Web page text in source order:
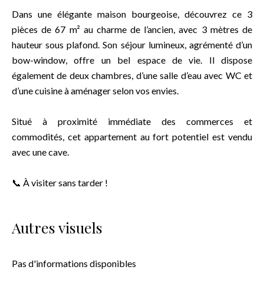
Dans une élégante maison bourgeoise, découvrez ce 3
pièces de 67 m² au charme de l’ancien, avec 3 mètres de
hauteur sous plafond. Son séjour lumineux, agrémenté d’un
bow-window, offre un bel espace de vie. Il dispose
également de deux chambres, d’une salle d’eau avec WC et
d’une cuisine à aménager selon vos envies.
Situé à proximité immédiate des commerces et
commodités, cet appartement au fort potentiel est vendu
avec une cave.
📞 À visiter sans tarder !
Autres visuels
Pas d'informations disponibles